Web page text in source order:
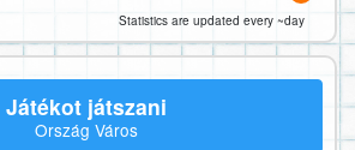
Statistics are updated every ~day
Játékot játszani
Ország Város